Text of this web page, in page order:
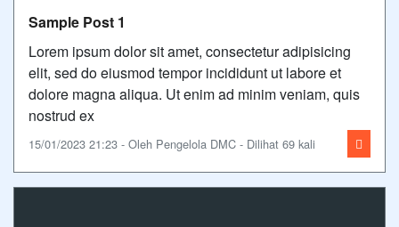
Sample Post 1
Lorem ipsum dolor sit amet, consectetur adipisicing
elit, sed do eiusmod tempor incididunt ut labore et
dolore magna aliqua. Ut enim ad minim veniam, quis
nostrud ex
15/01/2023 21:23 - Oleh Pengelola DMC - Dilihat 69 kali